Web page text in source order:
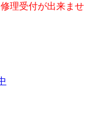
理受付が出来ませ